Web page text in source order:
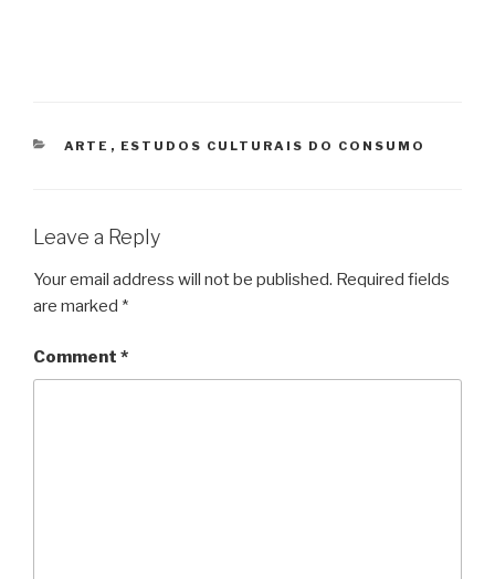
CATEGORIES
ARTE , ESTUDOS CULTURAIS DO CONSUMO
Leave a Reply
Your email address will not be published. Required fields
are marked *
Comment *